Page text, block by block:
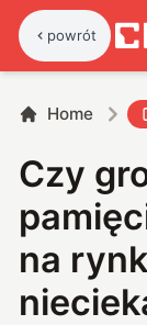
powrót
Home
Czy
na